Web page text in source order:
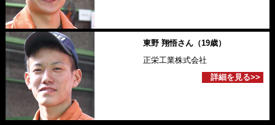
東野 翔悟さん（19歳）
正栄工業株式会社
詳細を見る>>